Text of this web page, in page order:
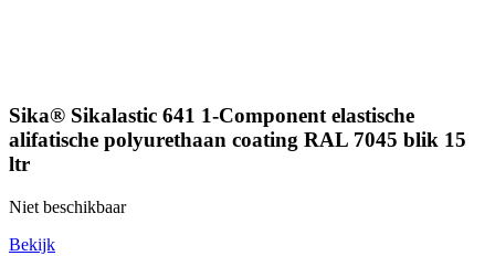
Sika® Sikalastic 641 1-Component elastische
alifatische polyurethaan coating RAL 7045 blik 15
ltr
Niet beschikbaar
Bekijk